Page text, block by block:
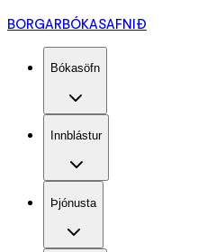
BORGARBÓKASAFNIÐ
Bókasöfn
Innblástur
Þjónusta